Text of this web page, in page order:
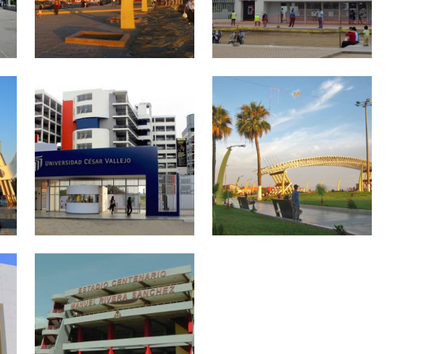
BOULEVARD – CHIMBOTE
Proyectos realizados
CORTE SUPERIOR DE JUSTICIA
– TRUJILLO
Proyectos realizados
+
UCV – TRUJILLO
Proyectos realizados
+
PLAZA GRAU – CHIMBOTE
Proyectos realizados